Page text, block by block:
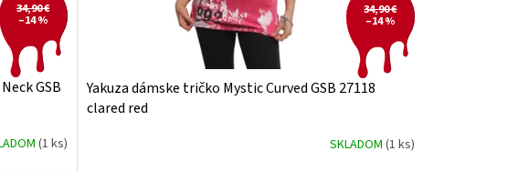
34,90 €
–14 %
GSB
(1 ks)
34,90 €
–14 %
Yakuza dámske tričko Mystic Curved GSB 27118
clared red
SKLADOM (1 ks)